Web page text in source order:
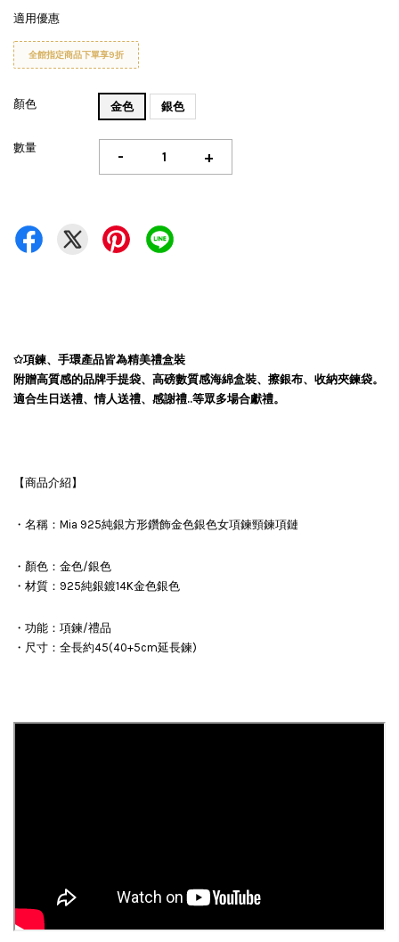
適用優惠
全館指定商品下單享9折
顏色 金色 銀色
數量 - +
✩項鍊、手環產品皆為精美禮盒裝
附贈高質感的品牌手提袋、高磅數質感海綿盒裝、擦銀布、收納夾鍊袋。
適合生日送禮、情人送禮、感謝禮..等眾多場合獻禮。
【商品介紹】
・名稱：Mia 925純銀方形鑽飾金色銀色女項鍊頸鍊項鏈
・顏色：金色/銀色
・材質：925純銀鍍14K金色銀色
・功能：項鍊/禮品
・尺寸：全長約45(40+5cm延長鍊)